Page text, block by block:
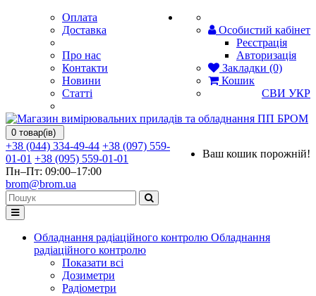
Оплата
Доставка
Про нас
Контакти
Новини
Статті
Особистий кабінет
Реєстрація
Авторизація
Закладки (0)
Кошик
СВИ УКР
0 товар(ів)
Ваш кошик порожній!
+38 (044) 334-49-44 +38 (097) 559-
01-01 +38 (095) 559-01-01
Пн–Пт: 09:00–17:00
brom@brom.ua
Обладнання радіаційного контролю Обладнання
радіаційного контролю
Показати всі
Дозиметри
Радіометри